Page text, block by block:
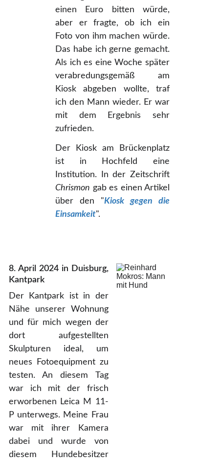
einen Euro bitten würde,
aber er fragte, ob ich ein
Foto von ihm machen würde.
Das habe ich gerne gemacht.
Als ich es eine Woche später
verabredungsgemäß am
Kiosk abgeben wollte, traf
ich den Mann wieder. Er war
mit dem Ergebnis sehr
zufrieden.
Der Kiosk am Brückenplatz
ist in Hochfeld eine
Institution. In der Zeitschrift
Chrismon gab es einen Artikel
über den "Kiosk gegen die
Einsamkeit".
8. April 2024 in Duisburg,
Kantpark
Der Kantpark ist in der
Nähe unserer Wohnung
und für mich wegen der
dort aufgestellten
Skulpturen ideal, um
neues Fotoequipment zu
testen. An diesem Tag
war ich mit der frisch
erworbenen Leica M 11-
P unterwegs. Meine Frau
war mit ihrer Kamera
dabei und wurde von
diesem Hundebesitzer